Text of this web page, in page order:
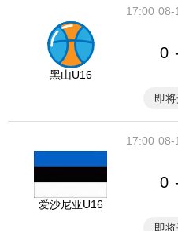
08-
17:00
黑山U16
0
即
08-
17:00
爱沙尼亚U16
0
即